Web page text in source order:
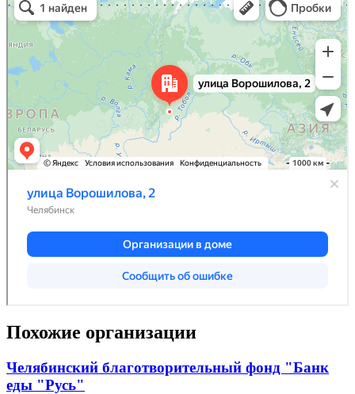
Похожие организации
Челябинский благотворительный фонд "Банк
еды "Русь"